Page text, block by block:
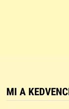
MI A